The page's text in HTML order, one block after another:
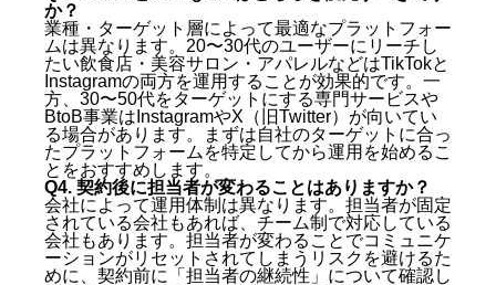
か？
業種・ターゲット層によって最適なプラットフォー
ムは異なります。20〜30代のユーザーにリーチし
たい飲食店・美容サロン・アパレルなどはTikTokと
Instagramの両方を運用することが効果的です。一
方、30〜50代をターゲットにする専門サービスや
BtoB事業はInstagramやX（旧Twitter）が向いてい
る場合があります。まずは自社のターゲットに合っ
たプラットフォームを特定してから運用を始めるこ
とをおすすめします。
Q4. 契約後に担当者が変わることはありますか？
会社によって運用体制は異なります。担当者が固定
されている会社もあれば、チーム制で対応している
会社もあります。担当者が変わることでコミュニケ
ーションがリセットされてしまうリスクを避けるた
めに、契約前に「担当者の継続性」について確認し